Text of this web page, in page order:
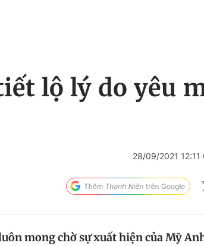
lộ lý do yêu
28/09/2021 12:11
mong chờ sự xuất hiện của Mỹ